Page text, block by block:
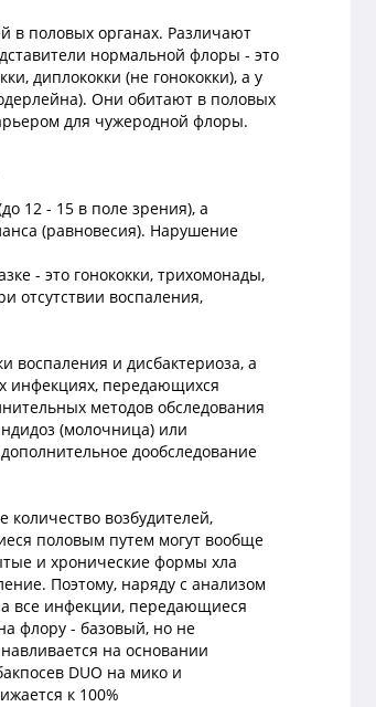
в половых органах. Различают
нормальной флоры - это
диплококки (не гонококки), а у
Они обитают в половых
для чужеродной флоры.
12 - 15 в поле зрения), а
(равновесия). Нарушение
- это гонококки, трихомонады,
отсутствии воспаления,
воспаления и дисбактериоза, а
инфекциях, передающихся
методов обследования
(молочница) или
дообследование
возбудителей,
половым путем могут вообще
и хронические формы хла
Поэтому, наряду с анализом
все инфекции, передающиеся
флору - базовый, но не
на основании
DUO на мико и
к 100%